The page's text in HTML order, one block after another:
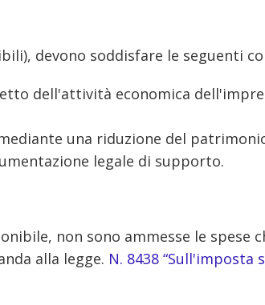
devono soddisfare le seguenti
dell'attività economica
una riduzione del
legale di supporto.
non sono ammesse le spese
alla legge. N. 8438 “Sull'imposta